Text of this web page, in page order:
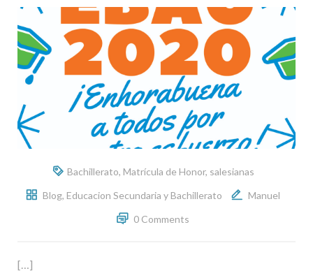
Bachillerato, Matrícula de Honor, salesianas
Blog, Educacion Secundaria y Bachillerato
Manuel
0 Comments
[…]